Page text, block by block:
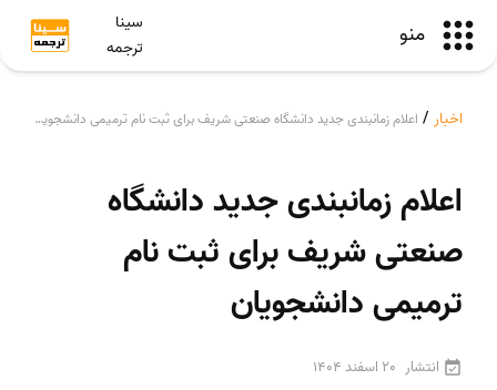
منو
سینا
ترجمه
اخبار / اعلام زمانبندی جدید دانشگاه صنعتی شریف برای ثبت نام ترمیمی دانشجویان
اعلام زمانبندی جدید دانشگاه
صنعتی شریف برای ثبت نام
ترمیمی دانشجویان
انتشار 20 اسفند 1404